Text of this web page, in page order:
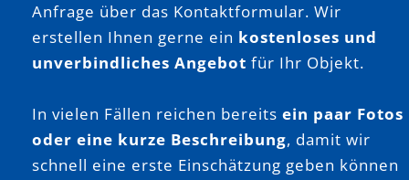
Anfrage über das Kontaktformular. Wir
erstellen Ihnen gerne ein kostenloses und
unverbindliches Angebot für Ihr Objekt.
In vielen Fällen reichen bereits ein paar Fotos
oder eine kurze Beschreibung, damit wir
schnell eine erste Einschätzung geben können